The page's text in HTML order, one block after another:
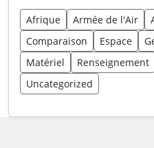
Afrique Armée de l'Air
Comparaison
Espace
Matériel
Renseignement
Uncategorized